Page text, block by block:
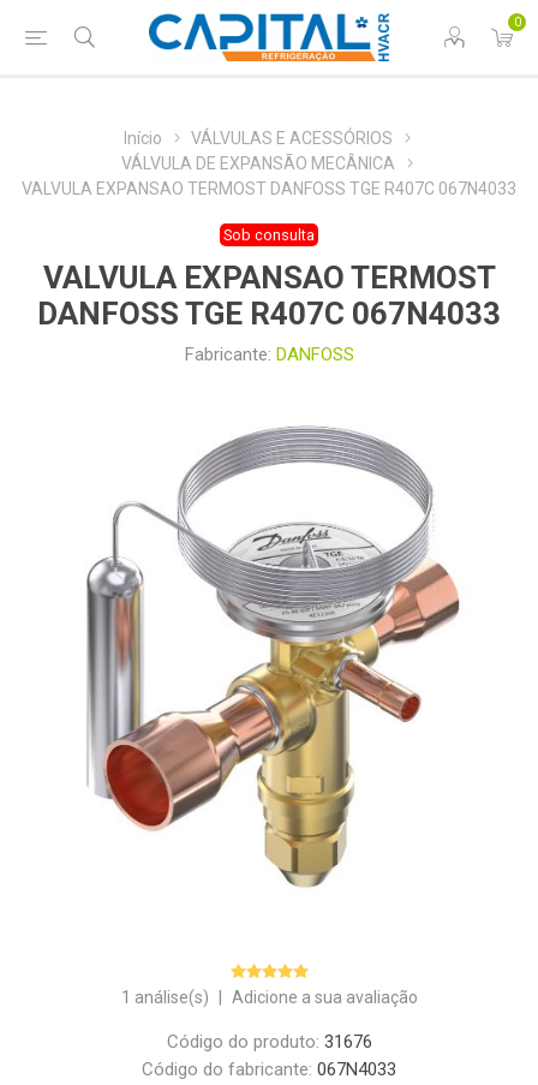
0
Início
VÁLVULAS E ACESSÓRIOS
VÁLVULA DE EXPANSÃO MECÂNICA
VALVULA EXPANSAO TERMOST DANFOSS TGE R407C 067N4033
Sob consulta
VALVULA EXPANSAO TERMOST
DANFOSS TGE R407C 067N4033
Fabricante: DANFOSS
1 análise(s) Adicione a sua avaliação
Código do produto: 31676
Código do fabricante: 067N4033